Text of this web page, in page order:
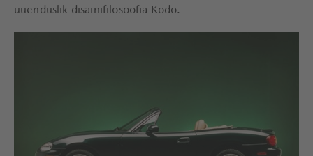
uuenduslik disainifilosoofia Kodo.